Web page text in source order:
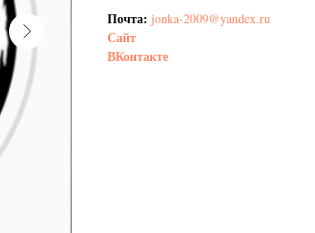
Почта: jonka-2009@yandex.ru
Сайт
ВКонтакте